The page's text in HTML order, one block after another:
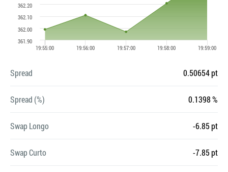
Spread 0.50654 pt
Spread (%) 0.1398 %
Swap Longo -6.85 pt
Swap Curto -7.85 pt